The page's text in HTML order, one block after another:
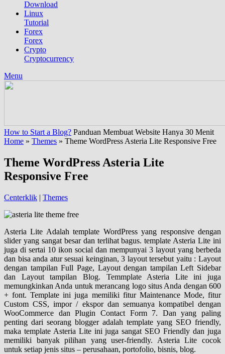
Download
Linux
Tutorial
Forex
Forex
Crypto
Cryptocurrency
Menu
How to Start a Blog? Panduan Membuat Website Hanya 30 Menit
Home » Themes » Theme WordPress Asteria Lite Responsive Free
Theme WordPress Asteria Lite
Responsive Free
Centerklik | Themes
Asteria Lite Adalah template WordPress yang responsive dengan
slider yang sangat besar dan terlihat bagus. template Asteria Lite ini
juga di sertai 10 ikon social dan mempunyai 3 layout yang berbeda
dan bisa anda atur sesuai keinginan, 3 layout tersebut yaitu : Layout
dengan tampilan Full Page, Layout dengan tampilan Left Sidebar
dan Layout tampilan Blog. Temmplate Asteria Lite ini juga
memungkinkan Anda untuk merancang logo situs Anda dengan 600
+ font. Template ini juga memiliki fitur Maintenance Mode, fitur
Custom CSS, impor / ekspor dan semuanya kompatibel dengan
WooCommerce dan Plugin Contact Form 7. Dan yang paling
penting dari seorang blogger adalah template yang SEO friendly,
maka template Asteria Lite ini juga sangat SEO Friendly dan juga
memiliki banyak pilihan yang user-friendly. Asteria Lite cocok
untuk setiap jenis situs – perusahaan, portofolio, bisnis, blog.